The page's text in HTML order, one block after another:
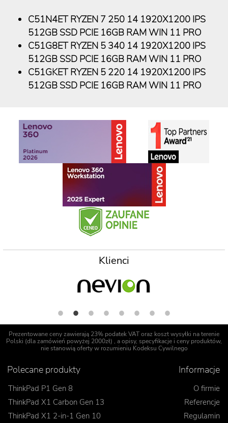
C51N4ET RYZEN 7 250 14 1920X1200 IPS
512GB SSD PCIE 16GB RAM WIN 11 PRO
C51G8ET RYZEN 5 340 14 1920X1200 IPS
512GB SSD PCIE 16GB RAM WIN 11 PRO
C51GKET RYZEN 5 220 14 1920X1200 IPS
512GB SSD PCIE 16GB RAM WIN 11 PRO
Klienci
Prezentowane ceny zawierają 23% podatek VAT oraz koszt wysyłki na terenie
Polski (dla zamówień powyżej 2000zł) , a opisy, specyfikacje i ceny produktów,
nie stanowią oferty w rozumieniu Kodeksu Cywilnego
Polecane produkty
ThinkPad P1 Gen 8
ThinkPad X1 Carbon Gen 13
ThinkPad X1 2-in-1 Gen 10
Informacje
O firmie
Referencje
Regulamin